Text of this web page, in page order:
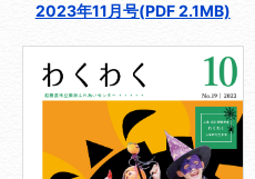
2023年11月号(PDF 2.1MB)